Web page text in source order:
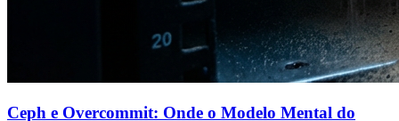
Ceph e Overcommit: Onde o Modelo Mental do